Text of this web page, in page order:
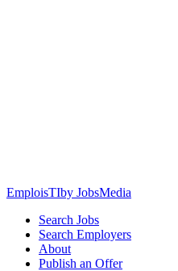
EmploisTIby JobsMedia
Search Jobs
Search Employers
About
Publish an Offer